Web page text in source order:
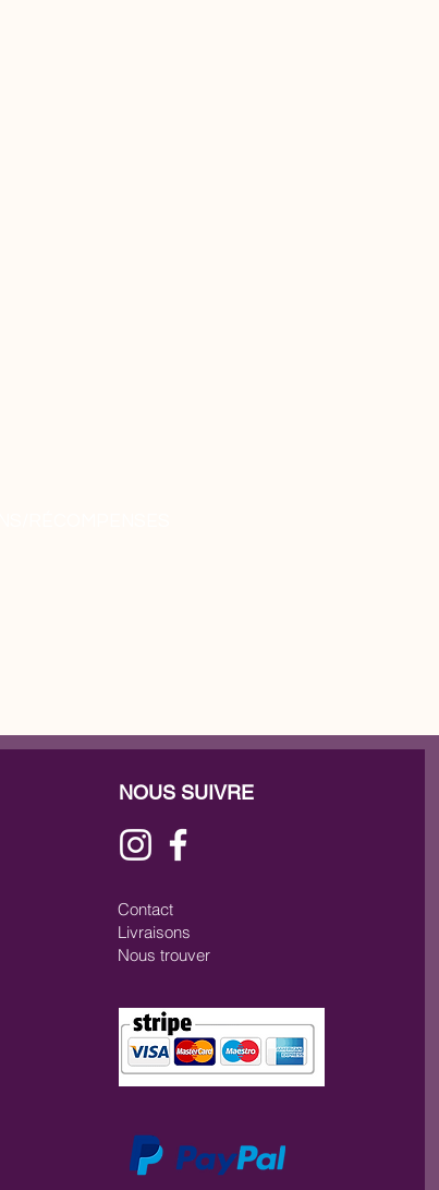
NOUS SUIVRE
Contact
Livraisons
Nous trouver